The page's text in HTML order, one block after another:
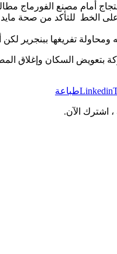
أمام مصنع الفورماج
الخط للتأكد من صحة
ومحاولة تفريغها ببنجرير
بتعويض السكان وإغلاق
Linkedinطباعة
اشترك الآن.